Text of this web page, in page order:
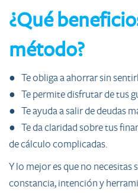
¿Qué
método?
● Te obliga a ahorrar sin
● Te permite disfrutar de tus
● Te ayuda a salir de deudas
● Te da claridad sobre tus
de cálculo complicadas.
Y lo mejor es que no necesitas
constancia, intención y